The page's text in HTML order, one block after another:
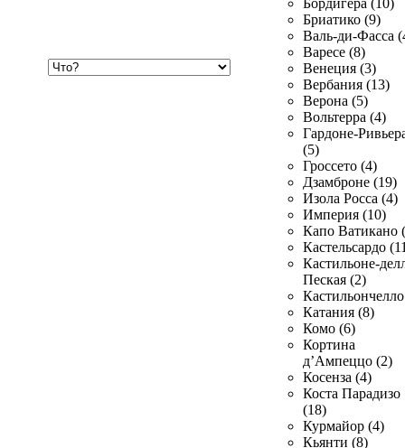
Бордигера (10)
Бриатико (9)
Валь-ди-Фасса
Варесе (8)
Венеция (3)
Вербания (13)
Верона (5)
Вольтерра (4)
Гардоне-
(5)
Гроссето (4)
Дзамброне (19)
Изола Росса (4)
Империя (10)
Капо Ватикано
Кастельсардо
Кастильоне-
Пеская (2)
Катания (8)
Комо (6)
Кортина
д’Ампеццо (2)
Косенза (4)
Коста Парадизо
(18)
Курмайор (4)
Кьянти (8)